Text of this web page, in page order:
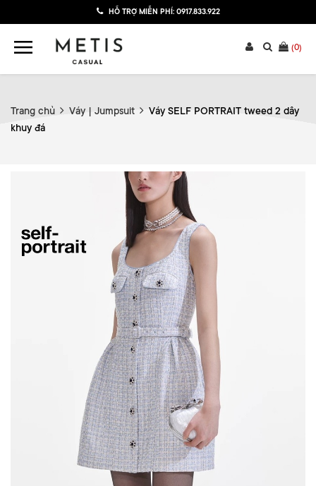
HỖ TRỢ MIỄN PHÍ: 0917.833.922
(0)
Trang chủ Váy | Jumpsuit
Váy SELF PORTRAIT tweed 2 dây
khuy đá